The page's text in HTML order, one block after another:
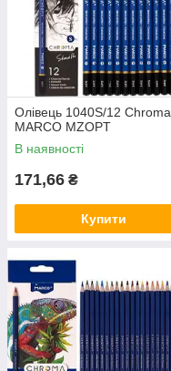
Олівець 1040S/12 Chroma
MARCO MZOPT
В наявності
171,66 ₴
Купити